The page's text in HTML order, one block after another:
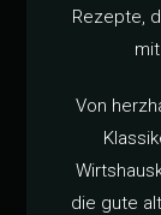
Rezepte,
Von
die gute